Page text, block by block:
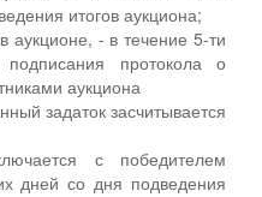
итогов аукциона;
- в течение 5-ти
протокола о
аукциона
задаток засчитывается
с победителем
дней со дня подведения